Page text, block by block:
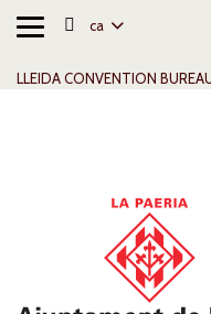
Alternar
ca
LLEIDA CONVENTION